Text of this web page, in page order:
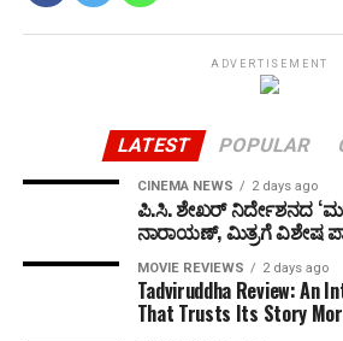
ADVERTISEMENT
LATEST POPULAR
CINEMA NEWS 2 days ago
ಪಿ.ಸಿ. ಶೇಖರ್ ನಿರ್ದೇಶನದ
ನಾರಾಯಣ್, ಮಿತ್ರಗೆ ವಿಶೇಷ
MOVIE REVIEWS 2 days ago
Tadviruddha Review: An
That Trusts Its Story